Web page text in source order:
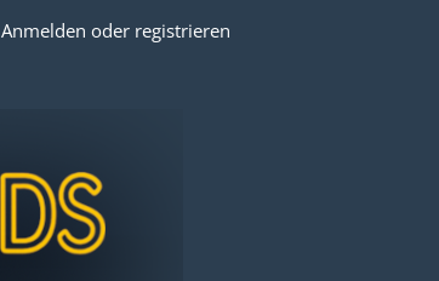
Anmelden oder registrieren